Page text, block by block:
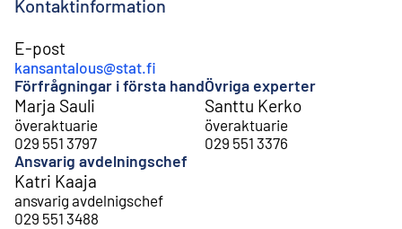
Kontaktinformation
E-post
kansantalous@stat.fi
Förfrågningar i första hand
Marja Sauli
överaktuarie
029 551 3797
Övriga experter
Santtu Kerko
överaktuarie
029 551 3376
Ansvarig avdelningschef
Katri Kaaja
ansvarig avdelnigschef
029 551 3488